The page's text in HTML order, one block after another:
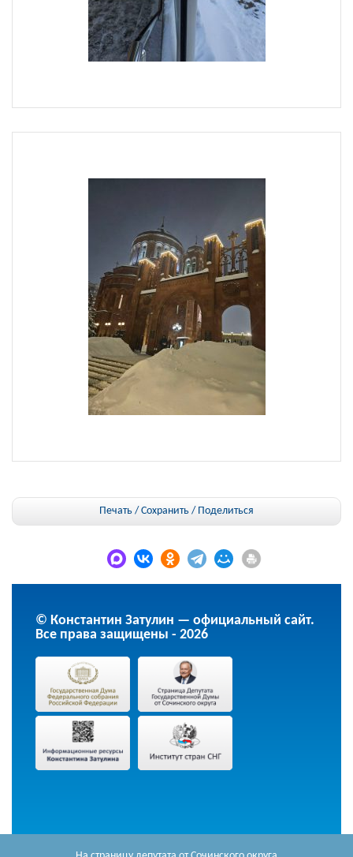
Печать / Сохранить / Поделиться
© Константин Затулин — официальный сайт.
Все права защищены - 2026